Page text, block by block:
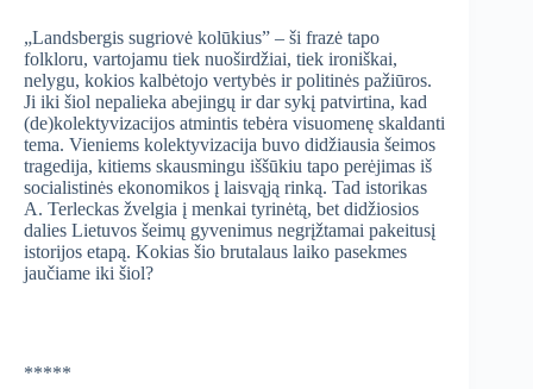
„Landsbergis sugriovė kolūkius” – ši frazė tapo
folkloru, vartojamu tiek nuoširdžiai, tiek ironiškai,
nelygu, kokios kalbėtojo vertybės ir politinės pažiūros.
Ji iki šiol nepalieka abejingų ir dar sykį patvirtina, kad
(de)kolektyvizacijos atmintis tebėra visuomenę skaldanti
tema. Vieniems kolektyvizacija buvo didžiausia šeimos
tragedija, kitiems skausmingu iššūkiu tapo perėjimas iš
socialistinės ekonomikos į laisvąją rinką. Tad istorikas
A. Terleckas žvelgia į menkai tyrinėtą, bet didžiosios
dalies Lietuvos šeimų gyvenimus negrįžtamai pakeitusį
istorijos etapą. Kokias šio brutalaus laiko pasekmes
jaučiame iki šiol?
*****